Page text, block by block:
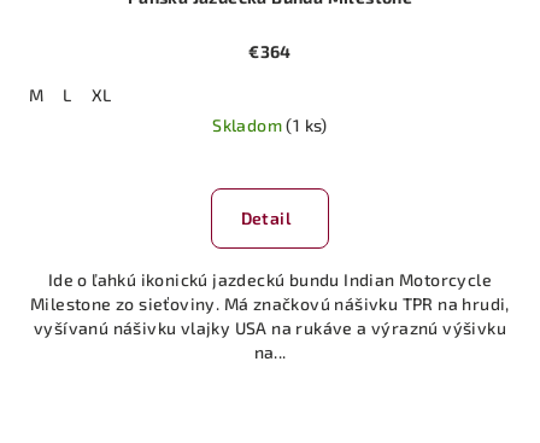
€364
M L
XL
Skladom(1 ks)
Detail
Ide o ľahkú ikonickú jazdeckú bundu Indian Motorcycle
Milestone zo sieťoviny. Má značkovú nášivku TPR na hrudi,
vyšívanú nášivku vlajky USA na rukáve a výraznú výšivku
na...